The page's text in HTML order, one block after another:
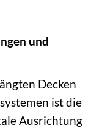
und
Decken
ist die
Ausrichtung